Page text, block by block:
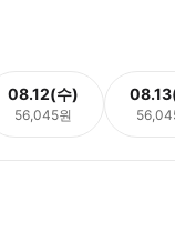
08.12(수)
56,045원